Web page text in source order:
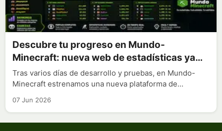
Descubre tu progreso en Mundo-
Minecraft: nueva web de estadísticas ya
disponible
Tras varios días de desarrollo y pruebas, en Mundo-
Minecraft estrenamos una nueva plataforma de…
07 Jun 2026